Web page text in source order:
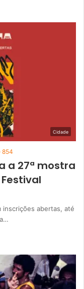
Cidade
854
a 27ª mostra
inscrições abertas, até